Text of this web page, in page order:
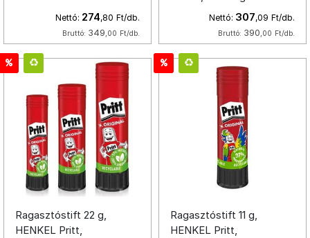
Nettó: 274,80 Ft/db.
Bruttó: 349,00 Ft/db.
Nettó: 307,09 Ft/db.
Bruttó: 390,00 Ft/db.
Ragasztóstift 22 g,
HENKEL Pritt,
Ragasztóstift 11 g,
HENKEL Pritt,